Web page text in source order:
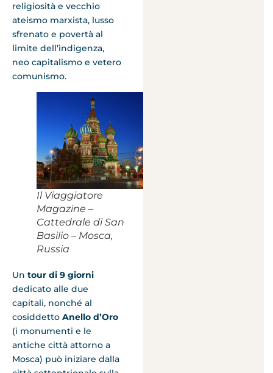
religiosità e vecchio
ateismo marxista, lusso
sfrenato e povertà al
limite dell’indigenza,
neo capitalismo e vetero
comunismo.
Il Viaggiatore
Magazine –
Cattedrale di San
Basilio – Mosca,
Russia
Un tour di 9 giorni
dedicato alle due
capitali, nonché al
cosiddetto Anello d’Oro
(i monumenti e le
antiche città attorno a
Mosca) può iniziare dalla